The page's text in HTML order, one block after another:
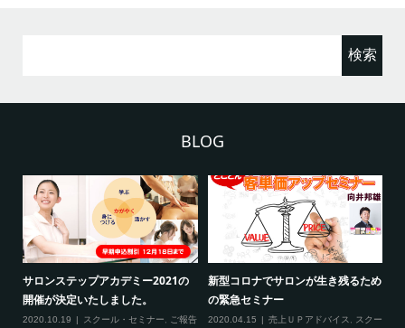
BLOG
サロンステップアカデミー2021の
開催が決定いたしました。
2020.10.19 スクール・セミナー, ご報告
新型コロナでサロンが生き残るため
の緊急セミナー
2020.04.15 売上ＵＰアドバイス, スクー